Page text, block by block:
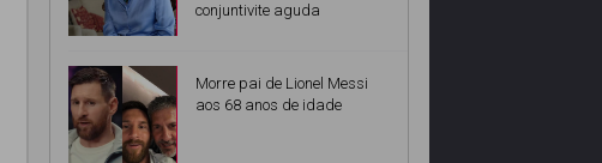
conjuntivite aguda
Morre pai de Lionel Messi
aos 68 anos de idade